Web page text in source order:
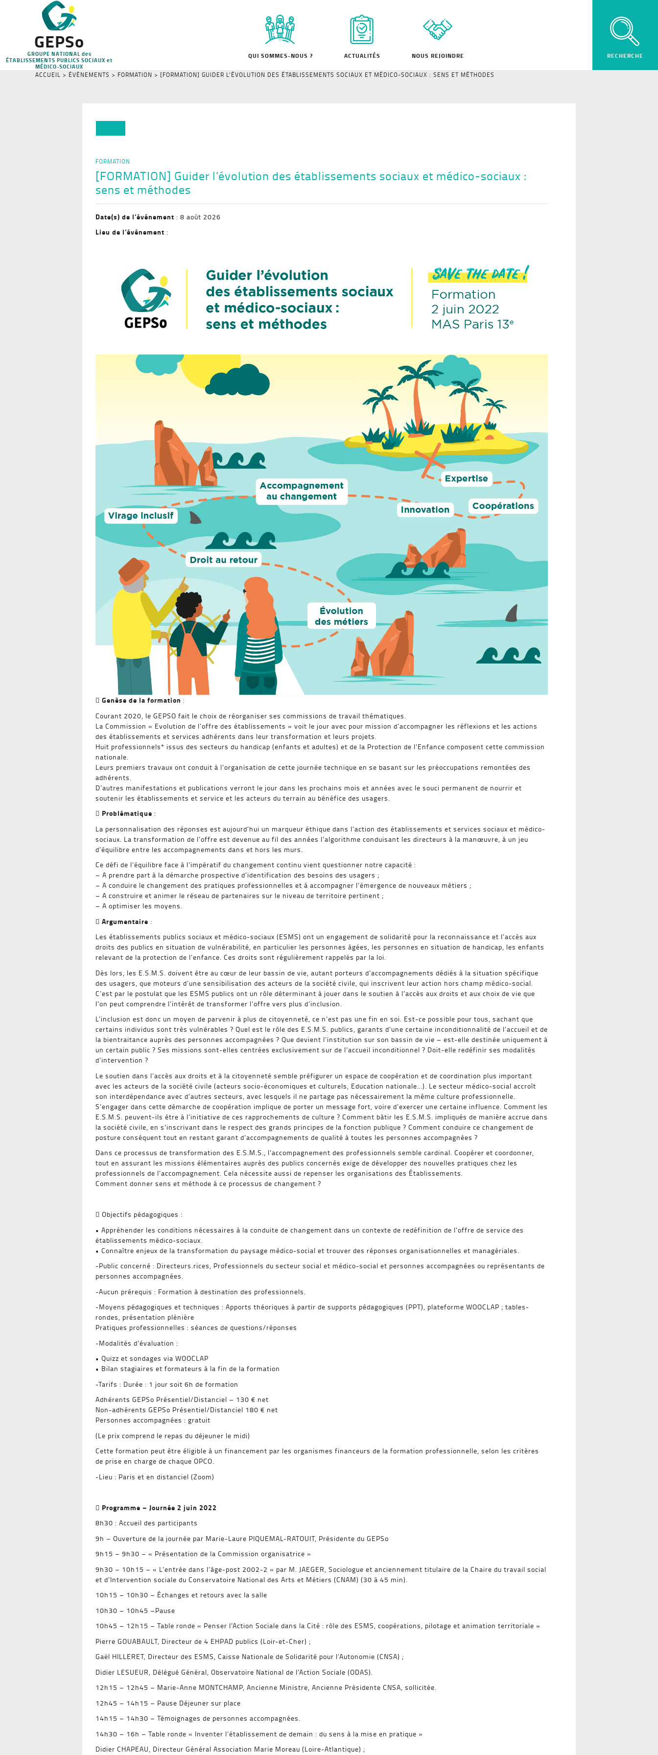
GEPSo
GROUPE NATIONAL des
ÉTABLISSEMENTS PUBLICS SOCIAUX et
MÉDICO-SOCIAUX
QUI SOMMES-NOUS ? ACTUALITÉS NOUS REJOINDRE
ACCUEIL > ÉVÈNEMENTS > FORMATION > [FORMATION] GUIDER L’ÉVOLUTION DES ÉTABLISSEMENTS SOCIAUX ET MÉDICO-SOCIAUX : SENS ET MÉTHODES
FORMATION
[FORMATION] Guider l’évolution des établissements sociaux et médico-sociaux :
sens et méthodes
Date(s) de l'événement : 8 août 2026
Lieu de l'événement :
Genèse de la formation :
Courant 2020, le GEPSO fait le choix de réorganiser ses commissions de travail thématiques.
La Commission « Evolution de l’offre des établissements » voit le jour avec pour mission d’accompagner les réflexions et les actions
des établissements et services adhérents dans leur transformation et leurs projets.
Huit professionnels* issus des secteurs du handicap (enfants et adultes) et de la Protection de l’Enfance composent cette commission
nationale.
Leurs premiers travaux ont conduit à l’organisation de cette journée technique en se basant sur les préoccupations remontées des
adhérents.
D’autres manifestations et publications verront le jour dans les prochains mois et années avec le souci permanent de nourrir et
soutenir les établissements et service et les acteurs du terrain au bénéfice des usagers.
 Problématique :
La personnalisation des réponses est aujourd’hui un marqueur éthique dans l’action des établissements et services sociaux et médico-
sociaux. La transformation de l’offre est devenue au fil des années l’algorithme conduisant les directeurs à la manœuvre, à un jeu
d’équilibre entre les accompagnements dans et hors les murs.
Ce défi de l’équilibre face à l’impératif du changement continu vient questionner notre capacité :
– A prendre part à la démarche prospective d’identification des besoins des usagers ;
– A conduire le changement des pratiques professionnelles et à accompagner l’émergence de nouveaux métiers ;
– A construire et animer le réseau de partenaires sur le niveau de territoire pertinent ;
– A optimiser les moyens.
Argumentaire :
Les établissements publics sociaux et médico-sociaux (ESMS) ont un engagement de solidarité pour la reconnaissance et l’accès aux
droits des publics en situation de vulnérabilité, en particulier les personnes âgées, les personnes en situation de handicap, les enfants
relevant de la protection de l’enfance. Ces droits sont régulièrement rappelés par la loi.
Dès lors, les E.S.M.S. doivent être au cœur de leur bassin de vie, autant porteurs d’accompagnements dédiés à la situation spécifique
des usagers, que moteurs d’une sensibilisation des acteurs de la société civile, qui inscrivent leur action hors champ médico-social.
C’est par le postulat que les ESMS publics ont un rôle déterminant à jouer dans le soutien à l’accès aux droits et aux choix de vie que
l’on peut comprendre l’intérêt de transformer l’offre vers plus d’inclusion.
L’inclusion est donc un moyen de parvenir à plus de citoyenneté, ce n’est pas une fin en soi. Est-ce possible pour tous, sachant que
certains individus sont très vulnérables ? Quel est le rôle des E.S.M.S. publics, garants d’une certaine inconditionnalité de l’accueil et de
la bientraitance auprès des personnes accompagnées ? Que devient l’institution sur son bassin de vie – est-elle destinée uniquement à
un certain public ? Ses missions sont-elles centrées exclusivement sur de l’accueil inconditionnel ? Doit-elle redéfinir ses modalités
d’intervention ?
Le soutien dans l’accès aux droits et à la citoyenneté semble préfigurer un espace de coopération et de coordination plus important
avec les acteurs de la société civile (acteurs socio-économiques et culturels, Education nationale…). Le secteur médico-social accroît
son interdépendance avec d’autres secteurs, avec lesquels il ne partage pas nécessairement la même culture professionnelle.
S’engager dans cette démarche de coopération implique de porter un message fort, voire d’exercer une certaine influence. Comment les
E.S.M.S. peuvent-ils être à l’initiative de ces rapprochements de culture ? Comment bâtir les E.S.M.S. impliqués de manière accrue dans
la société civile, en s’inscrivant dans le respect des grands principes de la fonction publique ? Comment conduire ce changement de
posture conséquent tout en restant garant d’accompagnements de qualité à toutes les personnes accompagnées ?
Dans ce processus de transformation des E.S.M.S., l’accompagnement des professionnels semble cardinal. Coopérer et coordonner,
tout en assurant les missions élémentaires auprès des publics concernés exige de développer des nouvelles pratiques chez les
professionnels de l’accompagnement. Cela nécessite aussi de repenser les organisations des Établissements.
Comment donner sens et méthode à ce processus de changement ?
 Objectifs pédagogiques :
• Appréhender les conditions nécessaires à la conduite de changement dans un contexte de redéfinition de l’offre de service des
établissements médico-sociaux.
• Connaître enjeux de la transformation du paysage médico-social et trouver des réponses organisationnelles et managériales.
-Public concerné : Directeurs.rices, Professionnels du secteur social et médico-social et personnes accompagnées ou représentants de
personnes accompagnées.
-Aucun prérequis : Formation à destination des professionnels.
-Moyens pédagogiques et techniques : Apports théoriques à partir de supports pédagogiques (PPT), plateforme WOOCLAP ; tables-
rondes, présentation plénière
Pratiques professionnelles : séances de questions/réponses
-Modalités d’évaluation :
• Quizz et sondages via WOOCLAP
• Bilan stagiaires et formateurs à la fin de la formation
-Tarifs : Durée : 1 jour soit 6h de formation
Adhérents GEPSo Présentiel/Distanciel – 130 € net
Non-adhérents GEPSo Présentiel/Distanciel 180 € net
Personnes accompagnées : gratuit
(Le prix comprend le repas du déjeuner le midi)
Cette formation peut être éligible à un financement par les organismes financeurs de la formation professionnelle, selon les critères
de prise en charge de chaque OPCO.
-Lieu : Paris et en distanciel (Zoom)
 Programme – Journée 2 juin 2022
8h30 : Accueil des participants
9h – Ouverture de la journée par Marie-Laure PIQUEMAL-RATOUIT, Présidente du GEPSo
9h15 – 9h30 – « Présentation de la Commission organisatrice »
9h30 – 10h15 – « L’entrée dans l’âge-post 2002-2 » par M. JAEGER, Sociologue et anciennement titulaire de la Chaire du travail social
et d’Intervention sociale du Conservatoire National des Arts et Métiers (CNAM) (30 à 45 min).
10h15 – 10h30 – Échanges et retours avec la salle
10h30 – 10h45 –Pause
10h45 – 12h15 – Table ronde « Penser l’Action Sociale dans la Cité : rôle des ESMS, coopérations, pilotage et animation territoriale »
Pierre GOUABAULT, Directeur de 4 EHPAD publics (Loir-et-Cher) ;
Gaël HILLERET, Directeur des ESMS, Caisse Nationale de Solidarité pour l’Autonomie (CNSA) ;
Didier LESUEUR, Délégué Général, Observatoire National de l’Action Sociale (ODAS).
12h15 – 12h45 – Marie-Anne MONTCHAMP, Ancienne Ministre, Ancienne Présidente CNSA, sollicitée.
12h45 – 14h15 – Pause Déjeuner sur place
14h15 – 14h30 – Témoignages de personnes accompagnées.
14h30 – 16h – Table ronde « Inventer l’établissement de demain : du sens à la mise en pratique »
Didier CHAPEAU, Directeur Général Association Marie Moreau (Loire-Atlantique) ;